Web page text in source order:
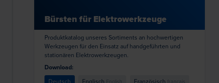
Bürsten für Elektrowerkzeuge
Produktkatalog unseres Sortiments an hochwertigen
Werkzeugen für den Einsatz auf handgeführten und
stationären Elektrowerkzeugen.
Download: